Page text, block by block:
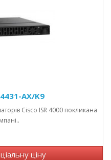
AX/K9
Cisco ISR 4000 покликана
ціну